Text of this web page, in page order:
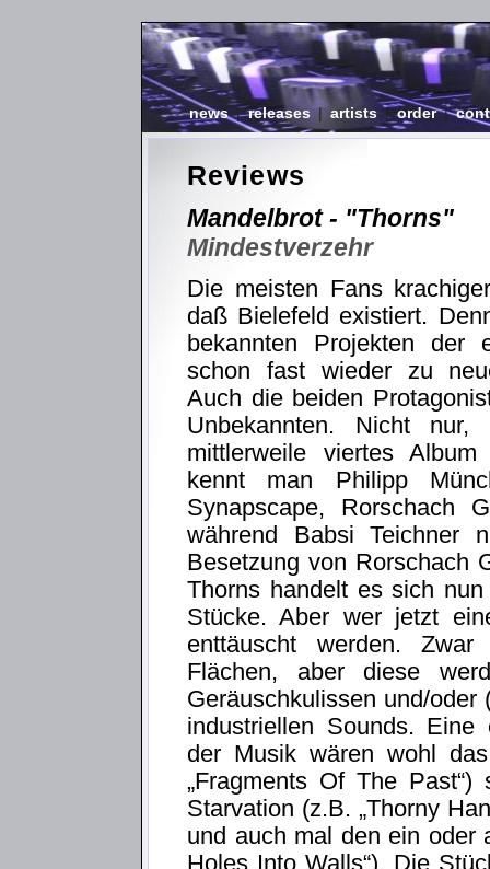
news|releases | artists |order|
Reviews
Mandelbrot - "Thorns"
Mindestverzehr
Die meisten Fans
daß Bielefeld existiert.
bekannten Projekten der
schon fast wieder zu
Auch die beiden
Unbekannten. Nicht
mittlerweile viertes
kennt man Philipp
Synapscape, Rorschach
während Babsi Teichner
Besetzung von Rorschach
Thorns handelt es sich
Stücke. Aber wer jetzt
enttäuscht werden.
Flächen, aber diese
Geräuschkulissen und/
industriellen Sounds. Eine
der Musik wären wohl
„Fragments Of The
Starvation (z.B. „Thorny
und auch mal den ein oder
Holes Into Walls“). Die